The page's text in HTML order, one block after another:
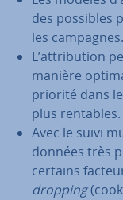
des possibles
les campagnes.
L’at­tri­bu­tion
manière
priorité dans
plus rentables.
Avec le suivi
données très
certains
dropping